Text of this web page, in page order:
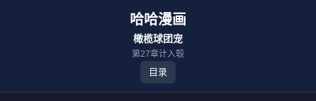
哈哈漫画
橄榄球团宠
第27章计入彀
目录